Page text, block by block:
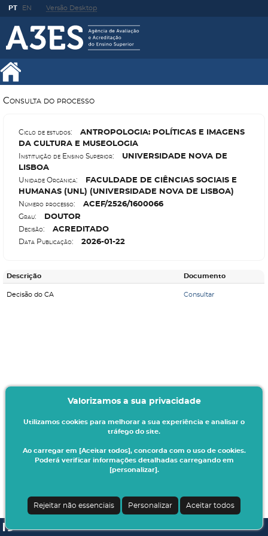
PT EN Versão Desktop
Consulta do processo
Ciclo de estudos: A NTROPOLOGIA: POLÍTICAS E IMAGENS
DA CULTURA E MUSEOLOGIA
Instituição de Ensino Superior: U NIVERSIDADE NOVA DE
LISBOA
Unidade Orgânica: FACULDADE DE CIÊNCIAS SOCIAIS E
HUMANAS (UNL) (UNIVERSIDADE NOVA DE LISBOA)
Número processo: ACEF/2526/1600066
Grau: DOUTOR
Decisão: ACREDITADO
Data Publicação: 2026-01-22
Descrição Documento
Decisão do CA Consultar
Valorizamos a sua privacidade
Utilizamos cookies para melhorar a sua experiência e analisar o
tráfego do site.
Ao carregar em [Aceitar todos], concorda com o uso de cookies.
Poderá verificar informações detalhadas carregando em
[personalizar].
Rejeitar não essenciais Personalizar Aceitar todos